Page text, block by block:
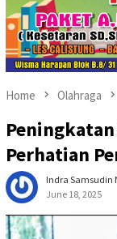
Home Olahraga
Peningkatan
Perhatian
Indra Samsudin
June 18, 2025